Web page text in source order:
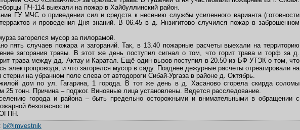
ПЧ-114 выехали на пожар в Хайбуллинский район.
ГУ МЧС о приведении сил и средств к несению службы усиленного варианта (готовности
и проведения Дня знаний. В 06.45 в д. Янзигитово случился пожар в заброшенном
загорелся мусор за пилорамой.
пять случаев пожара и загораний. Так, в 13.40 пожарные расчеты выехали на территорию
загорания травы. В этот же день поступил сигнал о том, что горит трава и торф за д.
трава между дд. Актау и Каратал. Ещё один вызов поступил в 20.50 из БФ УТЭК о том, что
электропровода, и что загорелся мусор в саду. Позднее дежурные расчеты отреагировали на
стерни на убранном поле слева от автодороги Сибай-Ургаза в районе д. Октябрь.
дом по ул. Гагарина, 1 города. В тот же день в д. Хасаново сгорела скирда соломы
25 тонн. Причина – поджог. Виновные лица установлены. Ведется расследование.
города и района – быть предельно осторожными и внимательными в обращении с
безопасности.
: b@imvestnik